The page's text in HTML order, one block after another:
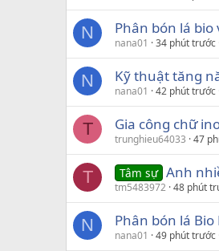
N Phân bón lá
nana01 34 phút trước
N Kỹ thuật tăng
nana01 42 phút trước
T Gia công chữ
trunghieu64033 47
T Tâm sự Anh
tm5483972 48 phút
N Phân bón lá
nana01 49 phút trước